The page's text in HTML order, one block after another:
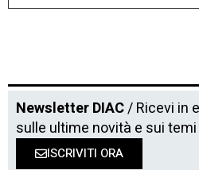
Newsletter DIAC/ Ricevi in
sulle ultime novità e sui
ISCRIVITI ORA